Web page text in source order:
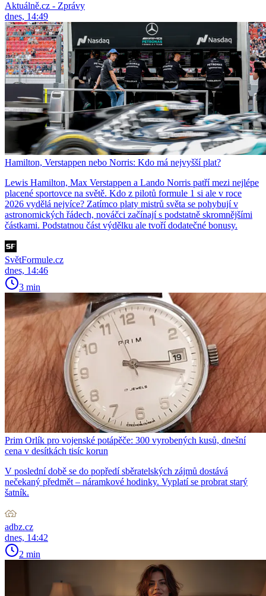
Aktuálně.cz - Zprávy
dnes, 14:49
Hamilton, Verstappen nebo Norris: Kdo má nejvyšší plat?
Lewis Hamilton, Max Verstappen a Lando Norris patří mezi nejlépe
placené sportovce na světě. Kdo z pilotů formule 1 si ale v roce
2026 vydělá nejvíce? Zatímco platy mistrů světa se pohybují v
astronomických řádech, nováčci začínají s podstatně skromnějšími
částkami. Podstatnou část výdělku ale tvoří dodatečné bonusy.
SvětFormule.cz
dnes, 14:46
3 min
Prim Orlík pro vojenské potápěče: 300 vyrobených kusů, dnešní
cena v desítkách tisíc korun
V poslední době se do popředí sběratelských zájmů dostává
nečekaný předmět – náramkové hodinky. Vyplatí se probrat starý
šatník.
adbz.cz
dnes, 14:42
2 min